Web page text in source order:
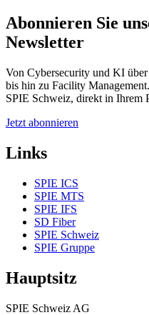
Abonnieren Sie
Newsletter
Von Cybersecurity und KI
bis hin zu Facility
SPIE Schweiz, direkt in Ihrem
Jetzt abonnieren
Links
SPIE ICS
SPIE MTS
SPIE IFS
SD Fiber
SPIE Schweiz
SPIE Gruppe
Hauptsitz
SPIE Schweiz AG